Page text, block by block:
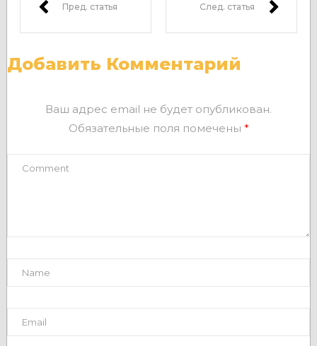
Пред. статья След. статья
Добавить Комментарий
Ваш адрес email не будет опубликован.
Обязательные поля помечены *